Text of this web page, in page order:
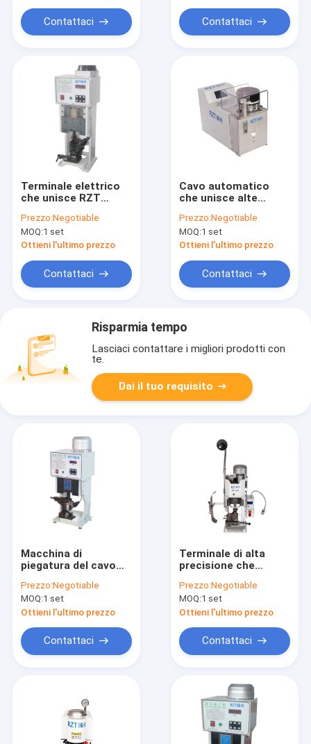
Contattaci Contattaci
Terminale elettrico
che unisce RZT
tempo a macchina -
002 modello 1. 8KW
Prezzo:Negotiable
MOQ:1 set
Ottieni l'ultimo prezzo
Contattaci
Cavo automatico
che unisce alte
macchina lunghezza
di 12MM - di 6
Prezzo:Negotiable
MOQ:1 set
Ottieni l'ultimo prezzo
Contattaci
Risparmia tempo
Lasciaci contattare i migliori prodotti con
te.
Dai il tuo requisito
Macchina di
piegatura del cavo
macchina di
piegatura elettrica
leggera
Prezzo:Negotiable
MOQ:1 set
Ottieni l'ultimo prezzo
Contattaci
Terminale di alta
precisione che
chiuso regolabile
automatico dei semi
a macchina
Prezzo:Negotiable
MOQ:1 set
Ottieni l'ultimo prezzo
Contattaci